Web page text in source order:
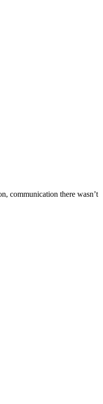
communication there wasn’t